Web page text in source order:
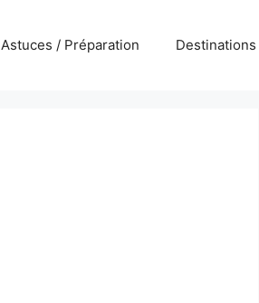
Astuces / Préparation